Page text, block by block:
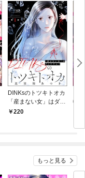
DINKsのトツキトオカ
「産まない女」はダメ
ですか？（分冊版）
220
物
話】
もっと見る